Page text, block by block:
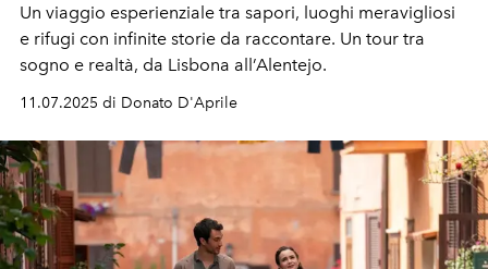
Un viaggio esperienziale tra sapori, luoghi meravigliosi
e rifugi con infinite storie da raccontare. Un tour tra
sogno e realtà, da Lisbona all’Alentejo.
11.07.2025 di Donato D'Aprile